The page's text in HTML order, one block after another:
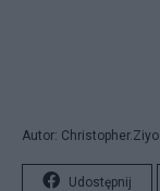
Autor: Christopher.Ziyo
Udostępnij